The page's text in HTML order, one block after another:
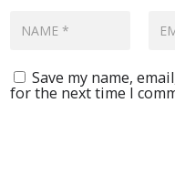
Save my name,
for the next time I